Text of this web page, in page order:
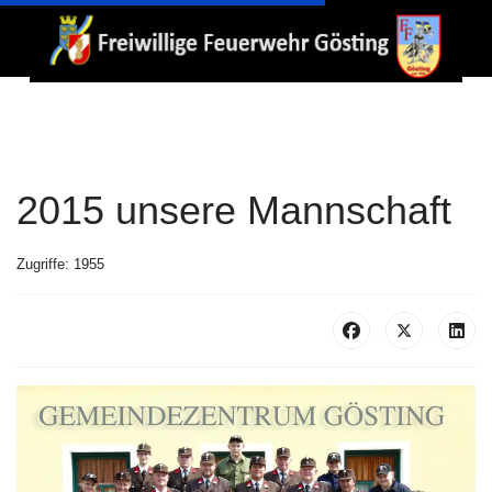
2015 unsere Mannschaft
Zugriffe: 1955